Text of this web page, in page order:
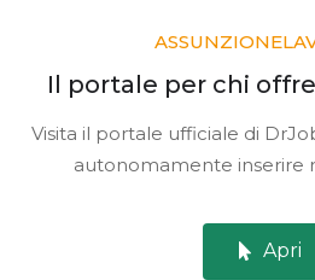
Il portale per chi
Visita il portale ufficiale di
autonomamente inserire
Apri